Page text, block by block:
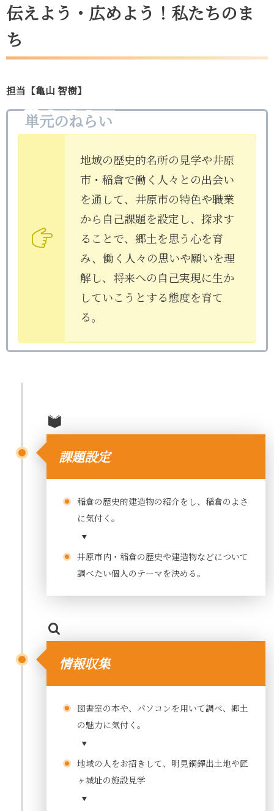
伝えよう・広めよう！私たちのま
ち
担当【亀山 智樹】
単元のねらい
地域の歴史的名所の見学や井原
市・稲倉で働く人々との出会い
を通して、井原市の特色や職業
から自己課題を設定し、探求す
ることで、郷土を思う心を育
み、働く人々の思いや願いを理
解し、将来への自己実現に生か
していこうとする態度を育て
る。
課題設定
稲倉の歴史的建造物の紹介をし、稲倉のよさ
に気付く。
井原市内・稲倉の歴史や建造物などについて
調べたい個人のテーマを決める。
情報収集
図書室の本や、パソコンを用いて調べ、郷土
の魅力に気付く。
地域の人をお招きして、明見銅鐸出土地や匠
ヶ城址の施設見学